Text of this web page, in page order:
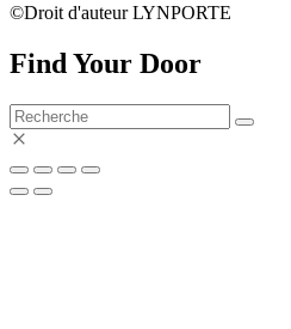
©Droit d'auteur LYNPORTE
Find Your Door